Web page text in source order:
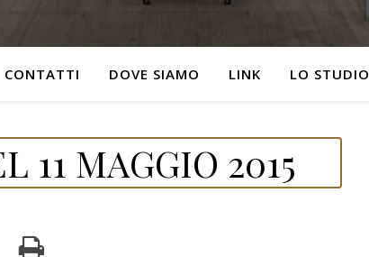
CONTATTI DOVE SIAMO LINK LO STUDIO
11 MAGGIO 2015